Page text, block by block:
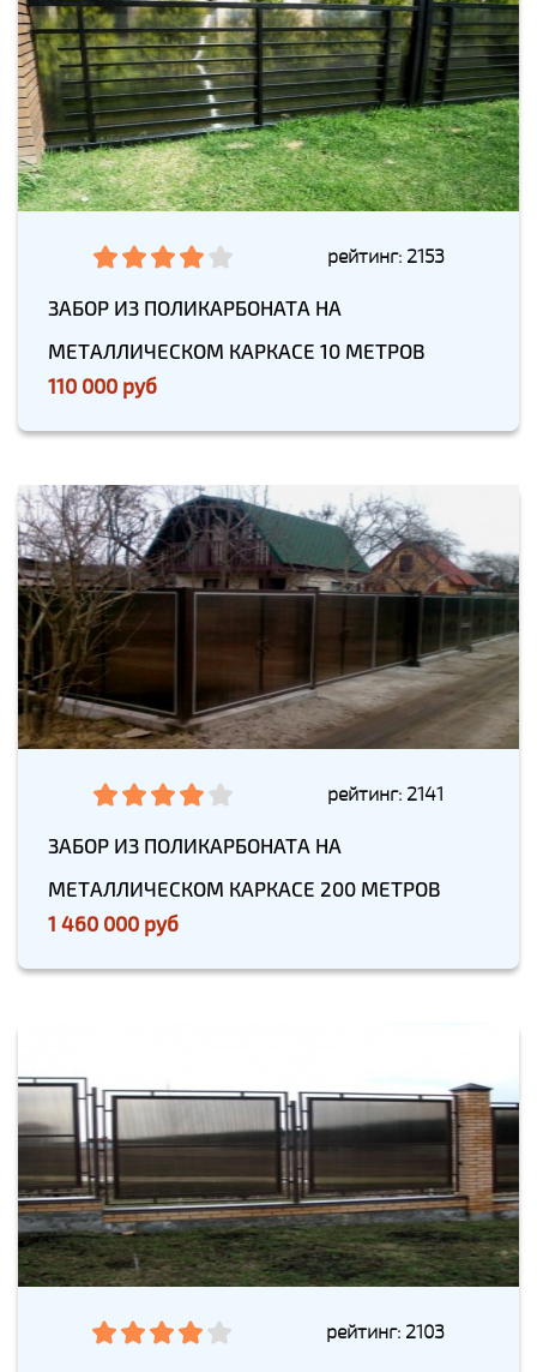
рейтинг: 2153
ЗАБОР ИЗ ПОЛИКАРБОНАТА НА
МЕТАЛЛИЧЕСКОМ КАРКАСЕ 10 МЕТРОВ
110 000 руб
рейтинг: 2141
ЗАБОР ИЗ ПОЛИКАРБОНАТА НА
МЕТАЛЛИЧЕСКОМ КАРКАСЕ 200 МЕТРОВ
1 460 000 руб
рейтинг: 2103